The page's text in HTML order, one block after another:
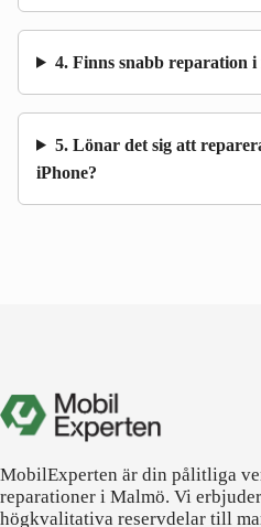
4. Finns snabb reparation i
5. Lönar det sig att
iPhone?
MobilExperten är din pålitliga
reparationer i Malmö. Vi
högkvalitativa reservdelar till